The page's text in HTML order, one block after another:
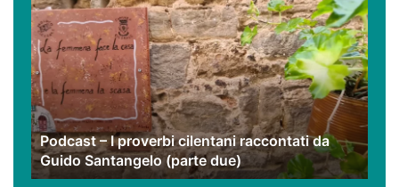
–
I
proverbi
cilentani
raccontati
da
Guido
Santangelo
(parte
due)
Podcast – I proverbi cilentani raccontati da
Guido Santangelo (parte due)